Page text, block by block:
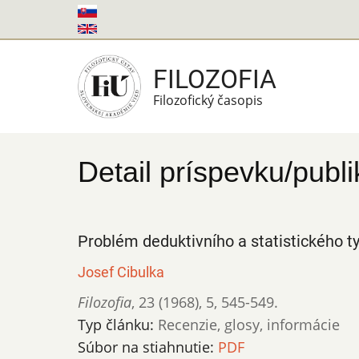
na
FILOZOFIA
Filozofický časopis
Detail príspevku/
Problém deduktivního a statistického
Josef Cibulka
Filozofia, 23 (1968), 5, 545-549.
Typ článku: Recenzie, glosy, informácie
Súbor na stiahnutie: PDF